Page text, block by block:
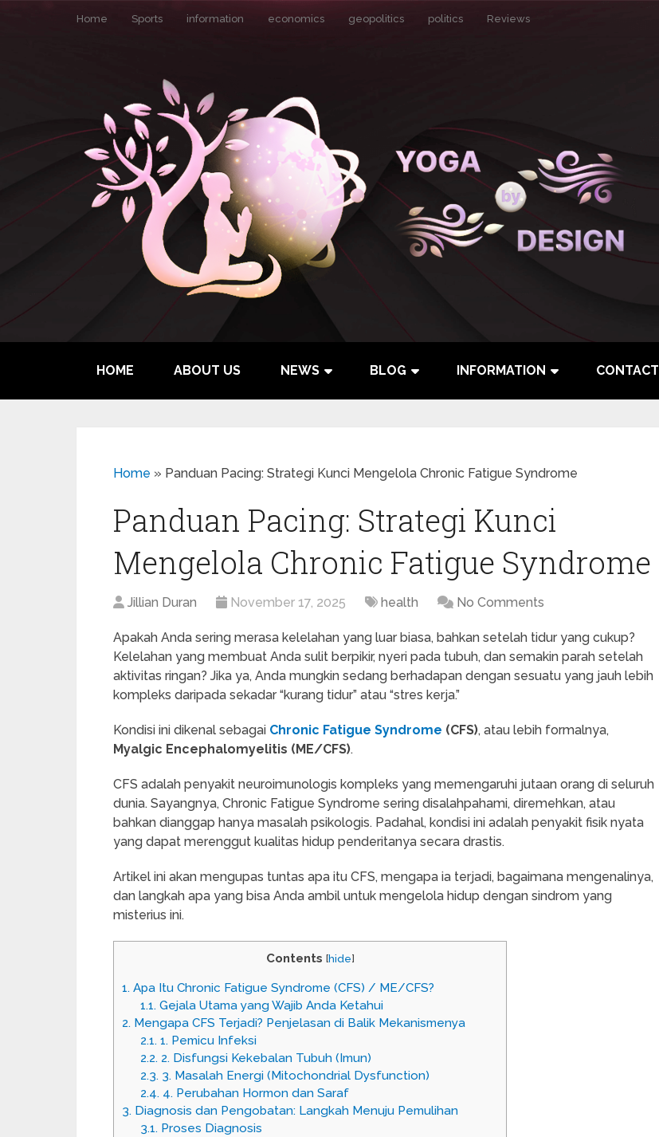
Home Sports information economics geopolitics politics Reviews
HOME ABOUT US NEWS BLOG INFORMATION CONTACT
Home » Panduan Pacing: Strategi Kunci Mengelola Chronic Fatigue Syndrome
Panduan Pacing: Strategi Kunci
Mengelola Chronic Fatigue Syndrome
Jillian Duran November 17, 2025 health No Comments
Apakah Anda sering merasa kelelahan yang luar biasa, bahkan setelah tidur yang cukup?
Kelelahan yang membuat Anda sulit berpikir, nyeri pada tubuh, dan semakin parah setelah
aktivitas ringan? Jika ya, Anda mungkin sedang berhadapan dengan sesuatu yang jauh lebih
kompleks daripada sekadar “kurang tidur” atau “stres kerja.”
Kondisi ini dikenal sebagai Chronic Fatigue Syndrome (CFS), atau lebih formalnya,
Myalgic Encephalomyelitis (ME/CFS).
CFS adalah penyakit neuroimunologis kompleks yang memengaruhi jutaan orang di seluruh
dunia. Sayangnya, Chronic Fatigue Syndrome sering disalahpahami, diremehkan, atau
bahkan dianggap hanya masalah psikologis. Padahal, kondisi ini adalah penyakit fisik nyata
yang dapat merenggut kualitas hidup penderitanya secara drastis.
Artikel ini akan mengupas tuntas apa itu CFS, mengapa ia terjadi, bagaimana mengenalinya,
dan langkah apa yang bisa Anda ambil untuk mengelola hidup dengan sindrom yang
misterius ini.
Contents [hide]
1. Apa Itu Chronic Fatigue Syndrome (CFS) / ME/CFS?
1.1.Gejala Utama yang Wajib Anda Ketahui
2. Mengapa CFS Terjadi? Penjelasan di Balik Mekanismenya
2.1.1. Pemicu Infeksi
2.2.2. Disfungsi Kekebalan Tubuh (Imun)
2.3.3. Masalah Energi (Mitochondrial Dysfunction)
2.4.4. Perubahan Hormon dan Saraf
3. Diagnosis dan Pengobatan: Langkah Menuju Pemulihan
3.1.Proses Diagnosis